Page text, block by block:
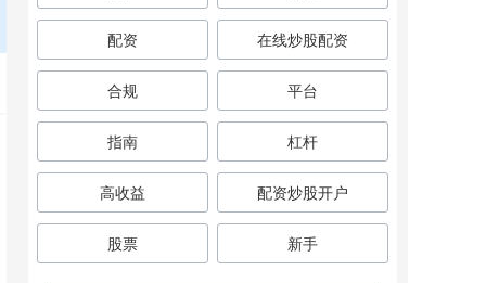
配资 在线炒股配资
合规 平台
指南 杠杆
高收益 配资炒股开户
股票 新手